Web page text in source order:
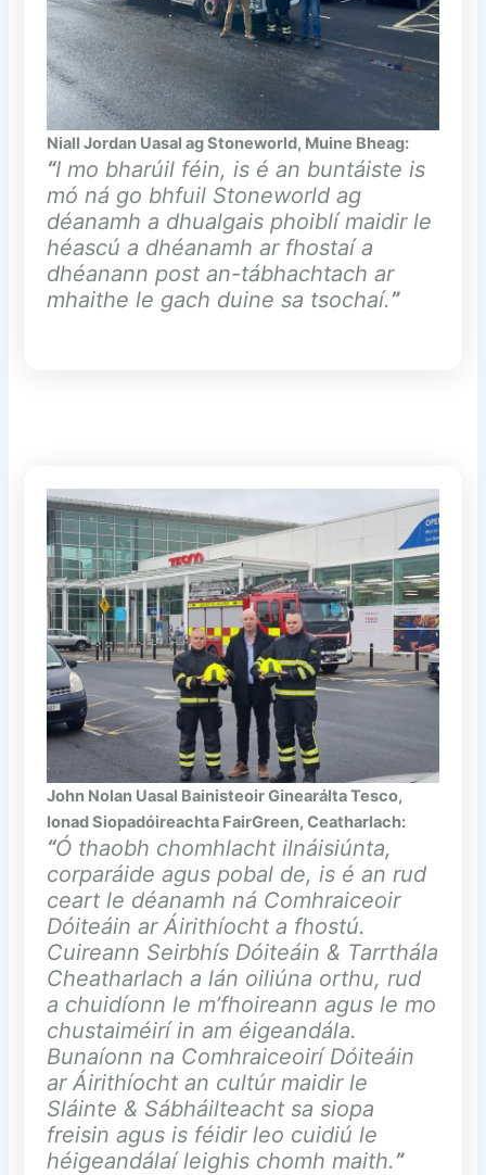
Niall Jordan Uasal ag Stoneworld, Muine Bheag:
“I mo bharúil féin, is é an buntáiste is
mó ná go bhfuil Stoneworld ag
déanamh a dhualgais phoiblí maidir le
héascú a dhéanamh ar fhostaí a
dhéanann post an-tábhachtach ar
mhaithe le gach duine sa tsochaí.”
John Nolan Uasal Bainisteoir Ginearálta Tesco,
Ionad Siopadóireachta FairGreen, Ceatharlach:
“Ó thaobh chomhlacht ilnáisiúnta,
corparáide agus pobal de, is é an rud
ceart le déanamh ná Comhraiceoir
Dóiteáin ar Áirithíocht a fhostú.
Cuireann Seirbhís Dóiteáin & Tarrthála
Cheatharlach a lán oiliúna orthu, rud
a chuidíonn le m’fhoireann agus le mo
chustaiméirí in am éigeandála.
Bunaíonn na Comhraiceoirí Dóiteáin
ar Áirithíocht an cultúr maidir le
Sláinte & Sábháilteacht sa siopa
freisin agus is féidir leo cuidiú le
héigeandálaí leighis chomh maith.”